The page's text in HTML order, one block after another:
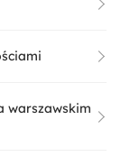
warszawskim